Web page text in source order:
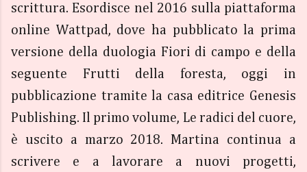
scrittura. Esordisce nel 2016 sulla piattaforma
online Wattpad, dove ha pubblicato la prima
versione della duologia Fiori di campo e della
seguente Frutti della foresta, oggi in
pubblicazione tramite la casa editrice Genesis
Publishing. Il primo volume, Le radici del cuore,
è uscito a marzo 2018. Martina continua a
scrivere e a lavorare a nuovi progetti,